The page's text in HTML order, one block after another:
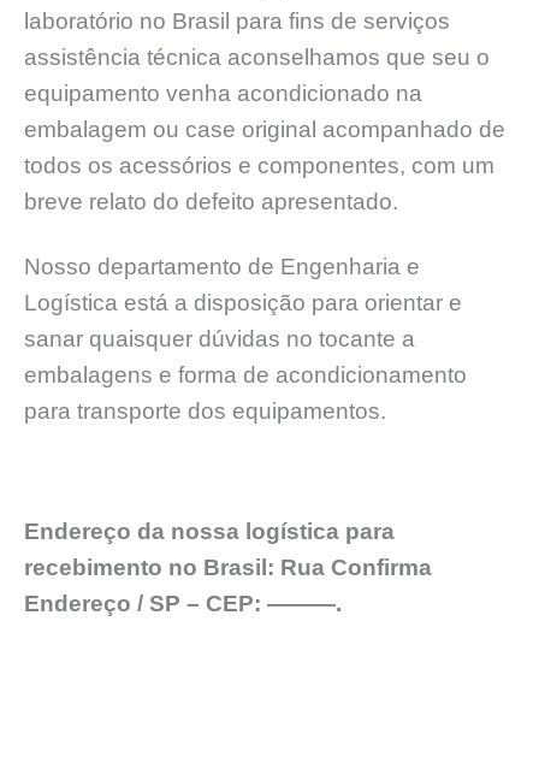
laboratório no Brasil para fins de serviços
assistência técnica aconselhamos que seu o
equipamento venha acondicionado na
embalagem ou case original acompanhado de
todos os acessórios e componentes, com um
breve relato do defeito apresentado.
Nosso departamento de Engenharia e
Logística está a disposição para orientar e
sanar quaisquer dúvidas no tocante a
embalagens e forma de acondicionamento
para transporte dos equipamentos.
Endereço da nossa logística para
recebimento no Brasil: Rua Confirma
Endereço / SP – CEP: ———.